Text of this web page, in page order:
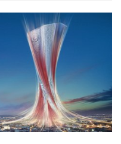
Мурешан (Иоан
(Диогу